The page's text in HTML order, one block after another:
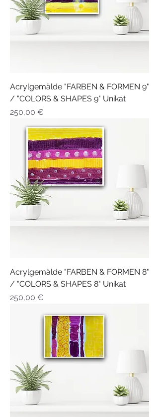
Acrylgemälde "FARBEN & FORMEN 9"
/ "COLORS & SHAPES 9" Unikat
Preis
250,00 €
Acrylgemälde "FARBEN & FORMEN 8"
/ "COLORS & SHAPES 8" Unikat
Preis
250,00 €